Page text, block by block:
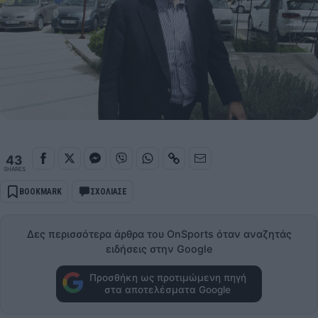
43
SHARES
BOOKMARK ΣΧΟΛΙΑΣΕ
Δες περισσότερα άρθρα του OnSports όταν αναζητάς
ειδήσεις στην Google
Προσθήκη ως προτιμώμενη πηγή
στα αποτελέσματα Google